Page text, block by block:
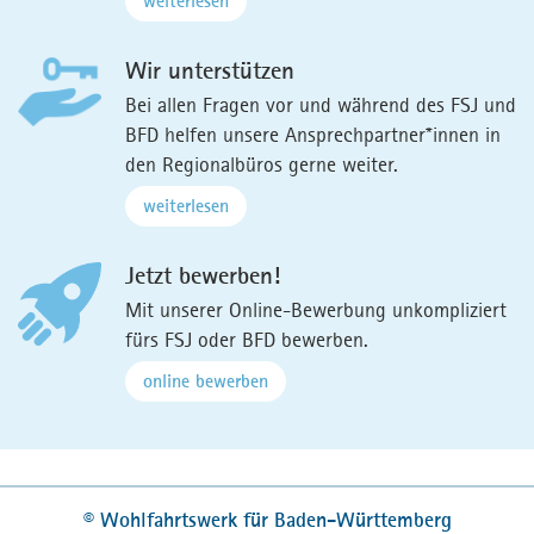
Wir unterstützen
Bei allen Fragen vor und während des FSJ und
BFD helfen unsere Ansprechpartner*innen in
den Regionalbüros gerne weiter.
weiterlesen
Jetzt bewerben!
Mit unserer Online-Bewerbung unkompliziert
fürs FSJ oder BFD bewerben.
online bewerben
© Wohlfahrtswerk für Baden-Württemberg